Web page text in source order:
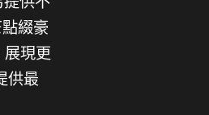
綴豪
現更
供最